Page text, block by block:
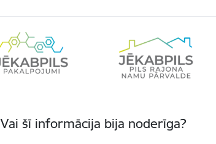
Vai šī informācija bija noderīga?